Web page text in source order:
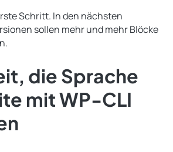
Schritt. In den nächsten
sollen mehr und mehr Blöcke
die Sprache
mit WP-CLI